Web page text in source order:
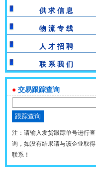
供 求 信 息
物 流 专 线
人 才 招 聘
联 系 我 们
● 交易跟踪查询
注：请输入发货跟踪单号进行查
询，如没有结果请与该企业取得
联系！